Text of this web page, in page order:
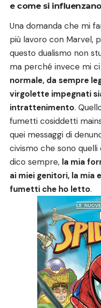
e come si
Una domanda che mi
più lavoro con Marvel,
questo dualismo non
ma perché invece mi
normale, da sempre
virgolette impegnati
intrattenimento.
fumetti cosiddetti
quei messaggi di
civismo che sono
dico sempre, la mia
ai miei genitori, la mia
fumetti che ho letto.